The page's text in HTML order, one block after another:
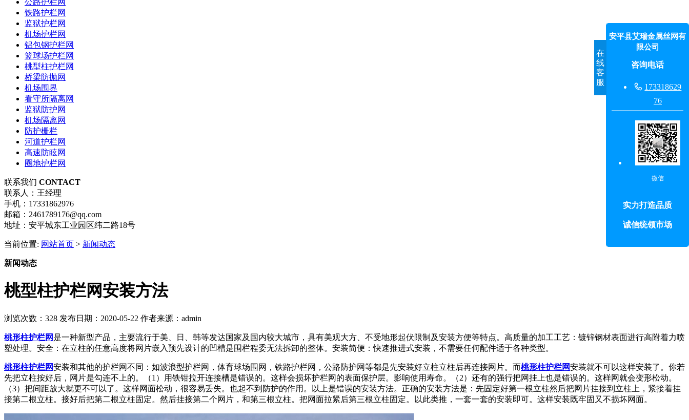
公路护栏网
铁路护栏网
监狱护栏网
机场护栏网
铝包钢护栏网
篮球场护栏网
桃型柱护栏网
桥梁防抛网
机场围界
看守所隔离网
监狱防护网
机场隔离网
防护栅栏
河道护栏网
高速防眩网
圈地护栏网
联系我们 CONTACT
联系人：王经理
手机：17331862976
邮箱：2461789176@qq.com
地址：安平城东工业园区纬二路18号
当前位置: 网站首页 > 新闻动态
新闻动态
桃型柱护栏网安装方法
浏览次数： 328 发布日期：2020-05-22 作者来源：admin
桃形柱护栏网是一种新型产品，主要流行于美、日、韩等发达国家及国内较大城市，具有美观大方、不受地形起伏限制及安装方便等特点。高质量的加工工艺：镀锌钢材表面进行高附着力喷
塑处理。安全：在立柱的任意高度将网片嵌入预先设计的凹槽是围栏程委无法拆卸的整体。安装简便：快速推进式安装，不需要任何配件适于各种类型。
桃形柱护栏网安装和其他的护栏网不同：如波浪型护栏网，体育球场围网，铁路护栏网，公路防护网等都是先安装好立柱立柱后再连接网片。而桃形柱护栏网安装就不可以这样安装了。你若
先把立柱按好后，网片是勾连不上的。（1）用铁钳拉开连接槽是错误的。这样会损坏护栏网的表面保护层。影响使用寿命。（2）还有的强行把网挂上也是错误的。这样网就会变形松动。
（3）把间距放大就更不可以了。这样网面松动，很容易丢失。也起不到防护的作用。以上是错误的安装方法。正确的安装方法是：先固定好第一根立柱然后把网片挂接到立柱上，紧接着挂
接第二根立柱。接好后把第二根立柱固定。然后挂接第二个网片，和第三根立柱。把网面拉紧后第三根立柱固定。以此类推，一套一套的安装即可。这样安装既牢固又不损坏网面。
在
线
客
服
安平县艾瑞金属丝网有
限公司
咨询电话
 173318629
76
微信
实力打造品质
诚信统领市场